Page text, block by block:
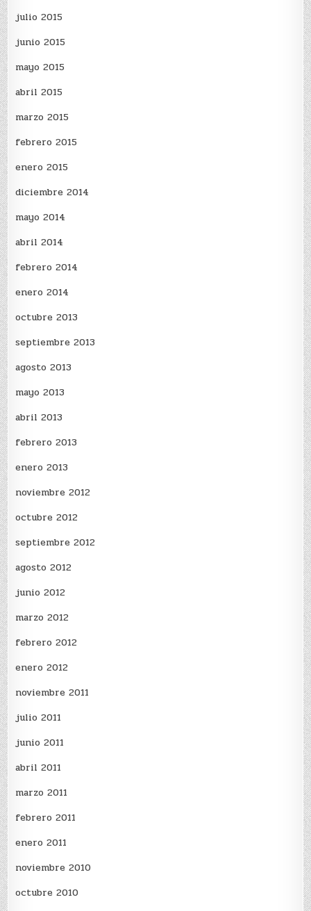
julio 2015
junio 2015
mayo 2015
abril 2015
marzo 2015
febrero 2015
enero 2015
diciembre 2014
mayo 2014
abril 2014
febrero 2014
enero 2014
octubre 2013
septiembre 2013
agosto 2013
mayo 2013
abril 2013
febrero 2013
enero 2013
noviembre 2012
octubre 2012
septiembre 2012
agosto 2012
junio 2012
marzo 2012
febrero 2012
enero 2012
noviembre 2011
julio 2011
junio 2011
abril 2011
marzo 2011
febrero 2011
enero 2011
noviembre 2010
octubre 2010